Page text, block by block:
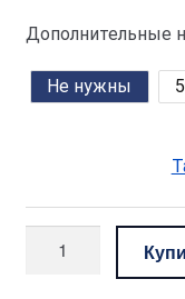
Дополнительные
Не нужны